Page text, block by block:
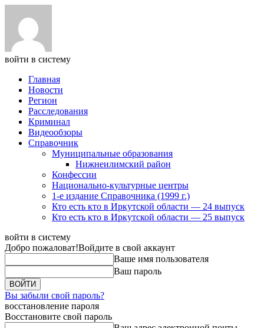
войти в систему
Главная
Новости
Регион
Расследования
Криминал
Видеообзоры
Справочник
Муниципальные образования
Нижнеилимский район
Конфессии
Национально-культурные центры
1-е издание Справочника (1999 г.)
Кто есть кто в Иркутской области — 24 выпуск
Кто есть кто в Иркутской области — 25 выпуск
войти в систему
Добро пожаловат!Войдите в свой аккаунт
Ваше имя пользователя
Ваш пароль
Вы забыли свой пароль?
восстановление пароля
Восстановите свой пароль